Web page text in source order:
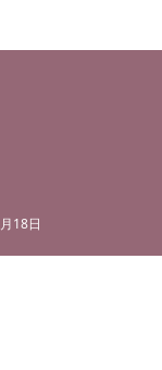
18日